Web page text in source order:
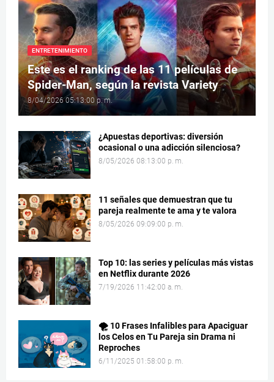
ENTRETENIMIENTO
Este es el ranking de las 11 películas de
Spider-Man, según la revista Variety
8/04/2026 05:13:00 p. m.
¿Apuestas deportivas: diversión
ocasional o una adicción silenciosa?
8/05/2026 08:13:00 p. m.
11 señales que demuestran que tu
pareja realmente te ama y te valora
8/05/2026 09:09:00 p. m.
Top 10: las series y películas más vistas
en Netflix durante 2026
7/19/2026 11:42:00 a. m.
🌪️ 10 Frases Infalibles para Apaciguar
los Celos en Tu Pareja sin Drama ni
Reproches
6/11/2025 01:58:00 p. m.